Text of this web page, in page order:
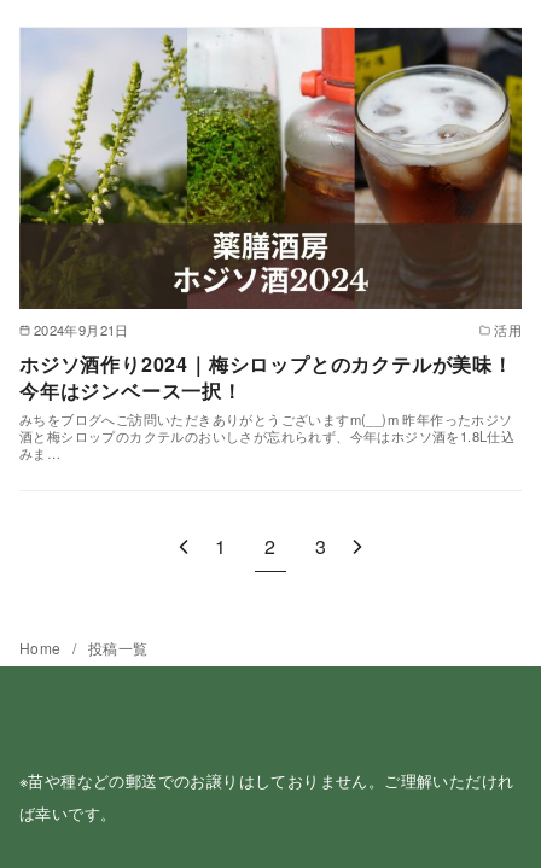
2024年9月21日 活用
ホジソ酒作り2024｜梅シロップとのカクテルが美味！
今年はジンベース一択！
みちをブログへご訪問いただきありがとうございますm(__)m 昨年作ったホジソ
酒と梅シロップのカクテルのおいしさが忘れられず、今年はホジソ酒を1.8L仕込
みま…
1 2 3
Home 投稿一覧
※苗や種などの郵送でのお譲りはしておりません。ご理解いただけれ
ば幸いです。